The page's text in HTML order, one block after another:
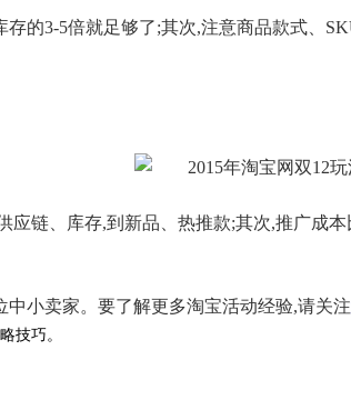
的3-5倍就足够了;其次,注意商品款式、
链、库存,到新品、热推款;其次,推广成
中小卖家。要了解更多淘宝活动经验,请关注
技巧。